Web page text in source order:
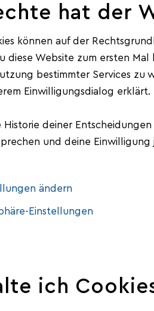
hat der
können auf der
diese Website zum ersten
bestimmter Services zu
Einwilligungsdialog erklärt.
Historie deiner
und deine
ändern
Einstellungen
ich